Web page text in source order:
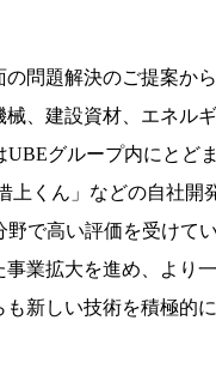
問題解決のご提案か
、建設資材、エネル
グループ内にとど
くん」などの自社開
で高い評価を受けて
業拡大を進め、より
新しい技術を積極的